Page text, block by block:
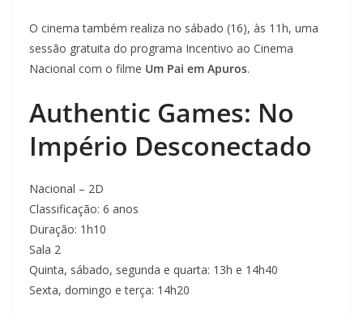
O cinema também realiza no sábado (16), às 11h, uma
sessão gratuita do programa Incentivo ao Cinema
Nacional com o filme Um Pai em Apuros.
Authentic Games: No
Império Desconectado
Nacional – 2D
Classificação: 6 anos
Duração: 1h10
Sala 2
Quinta, sábado, segunda e quarta: 13h e 14h40
Sexta, domingo e terça: 14h20